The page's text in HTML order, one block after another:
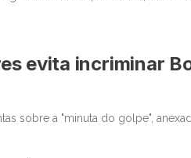
evita incriminar
sobre a "minuta do golpe",